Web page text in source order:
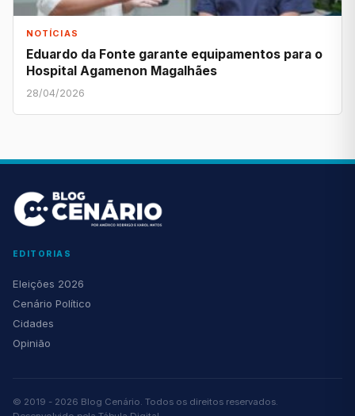
NOTÍCIAS
Eduardo da Fonte garante equipamentos para o
Hospital Agamenon Magalhães
28/04/2026
EDITORIAS
Eleições 2026
Cenário Político
Cidades
Opinião
© 2019 - 2026 Blog Cenário. Todos os direitos reservados.